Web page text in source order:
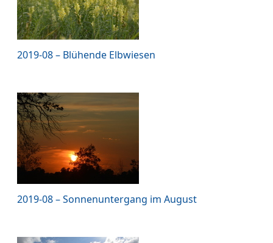
2019-08 – Blühende Elbwiesen
2019-08 – Sonnenuntergang im August